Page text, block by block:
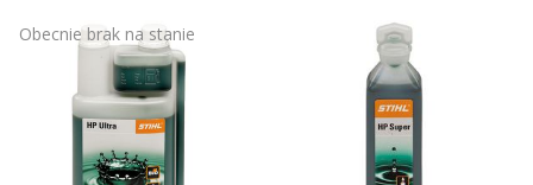
Obecnie brak na stanie